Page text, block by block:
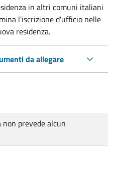
in altri comuni italiani
l'iscrizione d'ufficio nelle
residenza.
da allegare
prevede alcun